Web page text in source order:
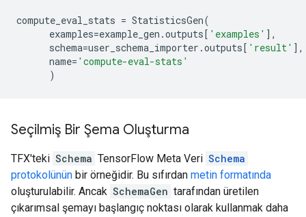
compute_eval_stats = StatisticsGen(
examples=example_gen .outputs[ 'examples' ],
schema=user_schema_importer .outputs[ 'result' ],
name= 'compute-eval-stats'
)
Seçilmiş Bir Şema Oluşturma
TFX'teki Schema TensorFlow Meta Veri Schema
protokolünün bir örneğidir. Bu sıfırdan metin formatında
oluşturulabilir. Ancak SchemaGen tarafından üretilen
çıkarımsal şemayı başlangıç ​​noktası olarak kullanmak daha